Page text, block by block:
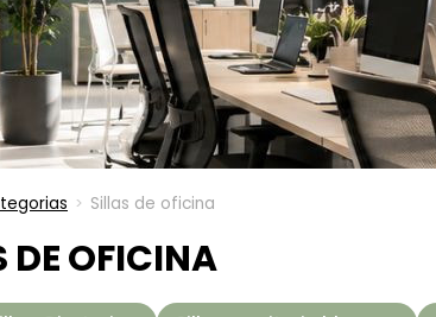
> Sillas de oficina
DE OFICINA